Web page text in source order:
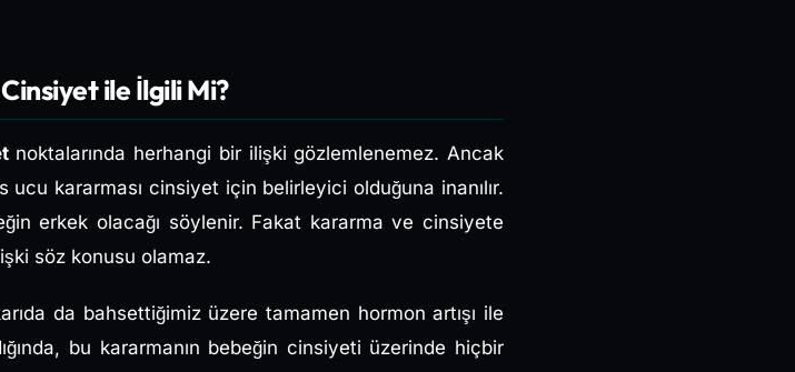
ile İlgili Mi?
noktalarında herhangi bir ilişki gözlemlenemez. Ancak
ucu kararması cinsiyet için belirleyici olduğuna inanılır.
erkek olacağı söylenir. Fakat kararma ve cinsiyete
söz konusu olamaz.
da bahsettiğimiz üzere tamamen hormon artışı ile
bu kararmanın bebeğin cinsiyeti üzerinde hiçbir